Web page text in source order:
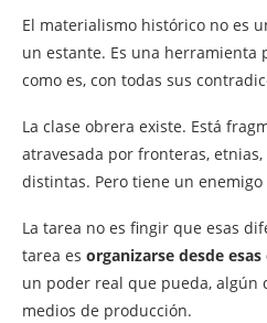
El materialismo histórico no es
un estante. Es una
como es, con todas sus
La clase obrera existe. Está
atravesada por fronteras,
distintas. Pero tiene un
La tarea no es fingir que esas
tarea es organizarse desde
un poder real que pueda, algún
medios de producción.